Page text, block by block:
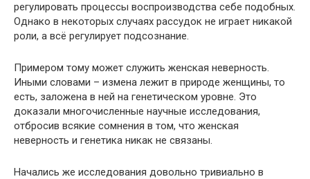
регулировать процессы воспроизводства себе подобных.
Однако в некоторых случаях рассудок не играет никакой
роли, а всё регулирует подсознание.
Примером тому может служить женская неверность.
Иными словами – измена лежит в природе женщины, то
есть, заложена в ней на генетическом уровне. Это
доказали многочисленные научные исследования,
отбросив всякие сомнения в том, что женская
неверность и генетика никак не связаны.
Начались же исследования довольно тривиально в